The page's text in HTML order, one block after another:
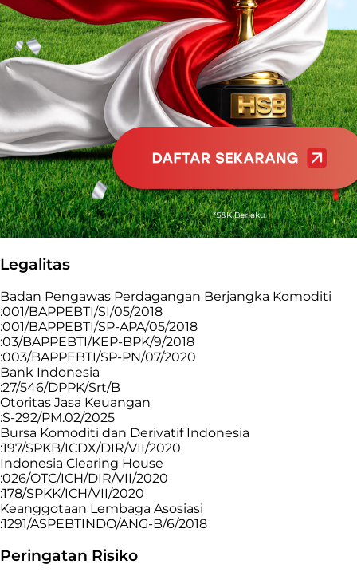
Legalitas
Badan Pengawas Perdagangan Berjangka Komoditi
:001/BAPPEBTI/SI/05/2018
:001/BAPPEBTI/SP-APA/05/2018
:03/BAPPEBTI/KEP-BPK/9/2018
:003/BAPPEBTI/SP-PN/07/2020
Bank Indonesia
:27/546/DPPK/Srt/B
Otoritas Jasa Keuangan
:S-292/PM.02/2025
Bursa Komoditi dan Derivatif Indonesia
:197/SPKB/ICDX/DIR/VII/2020
Indonesia Clearing House
:026/OTC/ICH/DIR/VII/2020
:178/SPKK/ICH/VII/2020
Keanggotaan Lembaga Asosiasi
:1291/ASPEBTINDO/ANG-B/6/2018
Peringatan Risiko